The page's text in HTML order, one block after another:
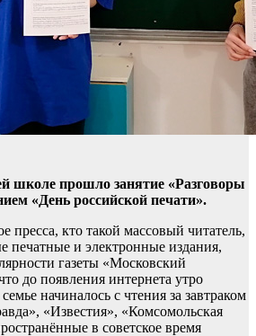
школе прошло занятие «Разговоры
«День российской печати».
пресса, кто такой массовый читатель,
печатные и электронные издания,
газеты «Московский
до появления интернета утро
начиналось с чтения за завтраком
«Известия», «Комсомольская
в советское время